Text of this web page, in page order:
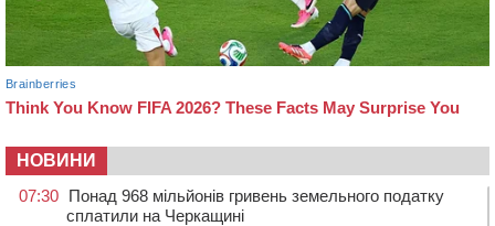
НОВИНИ
07:30 Понад 968 мільйонів гривень земельного податку
сплатили на Черкащині